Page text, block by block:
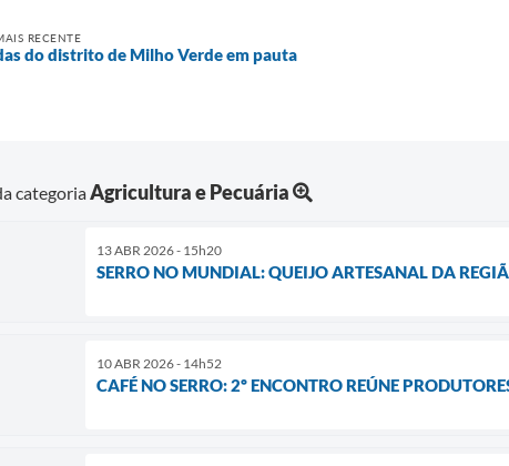
RECENTE
do distrito de Milho Verde em pauta
categoriaAgricultura e Pecuária
13 ABR 2026 - 15h20
SERRO NO MUNDIAL: QUEIJO ARTESANAL DA
10 ABR 2026 - 14h52
CAFÉ NO SERRO: 2º ENCONTRO REÚNE